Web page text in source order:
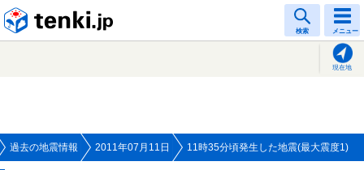
検索 メニュー
現在地
過去の地震情報 2011年07月11日 11時35分頃発生した地震(最大震度1)